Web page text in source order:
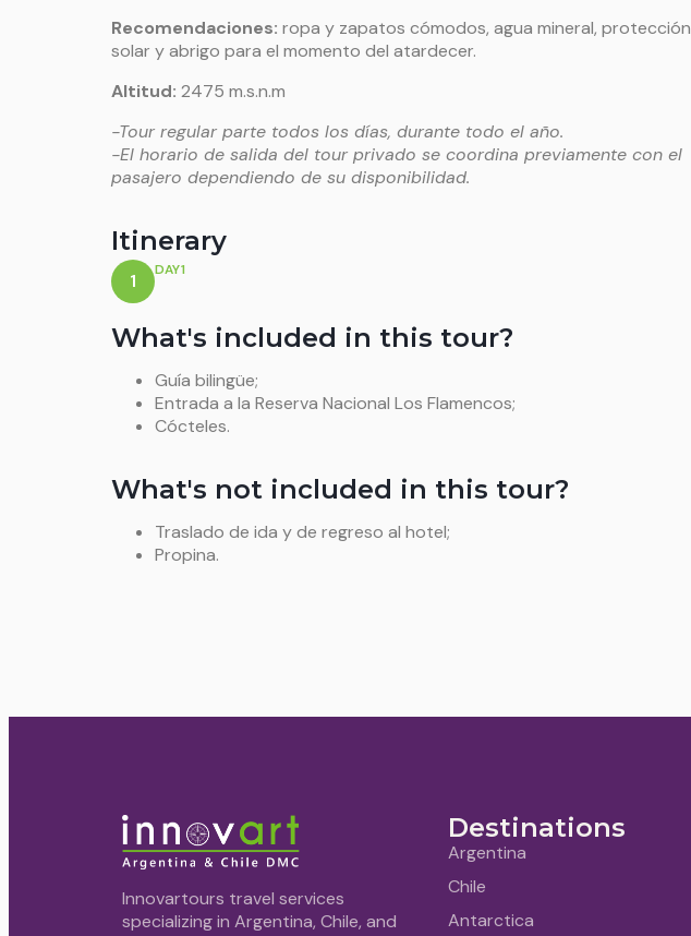
Recomendaciones: ropa y zapatos cómodos, agua mineral, protección
solar y abrigo para el momento del atardecer.
Altitud: 2475 m.s.n.m
-Tour regular parte todos los días, durante todo el año.
-El horario de salida del tour privado se coordina previamente con el
pasajero dependiendo de su disponibilidad.
Itinerary
1 DAY1
What's included in this tour?
Guía bilingüe;
Entrada a la Reserva Nacional Los Flamencos;
Cócteles.
What's not included in this tour?
Traslado de ida y de regreso al hotel;
Propina.
Innovartours travel services
specializing in Argentina, Chile, and
Destinations
Argentina
Chile
Antarctica